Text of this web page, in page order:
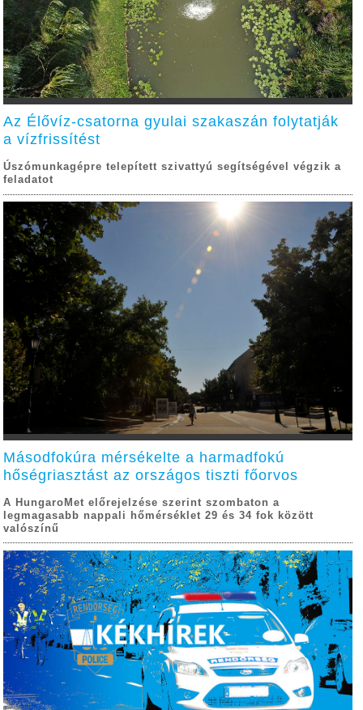
Az Élővíz-csatorna gyulai szakaszán folytatják
a vízfrissítést
Úszómunkagépre telepített szivattyú segítségével végzik a
feladatot
Másodfokúra mérsékelte a harmadfokú
hőségriasztást az országos tiszti főorvos
A HungaroMet előrejelzése szerint szombaton a
legmagasabb nappali hőmérséklet 29 és 34 fok között
valószínű